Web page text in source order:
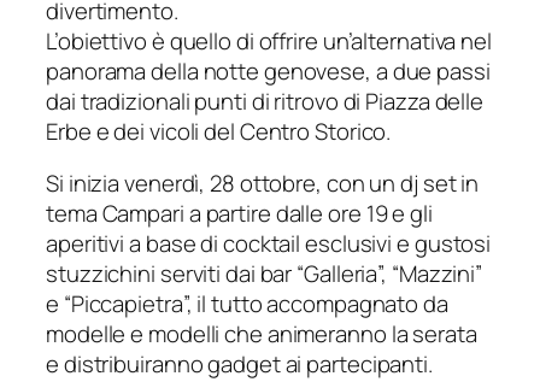
divertimento.
L’obiettivo è quello di offrire un’alternativa nel
panorama della notte genovese, a due passi
dai tradizionali punti di ritrovo di Piazza delle
Erbe e dei vicoli del Centro Storico.
Si inizia venerdì, 28 ottobre, con un dj set in
tema Campari a partire dalle ore 19 e gli
aperitivi a base di cocktail esclusivi e gustosi
stuzzichini serviti dai bar “Galleria”, “Mazzini”
e “Piccapietra”, il tutto accompagnato da
modelle e modelli che animeranno la serata
e distribuiranno gadget ai partecipanti.